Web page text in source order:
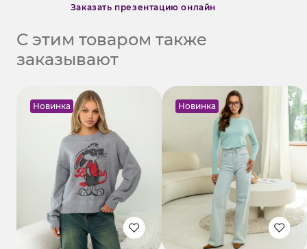
Заказать презентацию онлайн
С этим товаром также
заказывают
Новинка Новинка